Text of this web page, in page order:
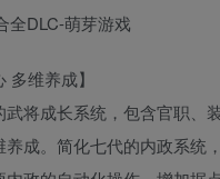
多维养成】
将成长系统，包含官职、
养成。简化七代的内政系统